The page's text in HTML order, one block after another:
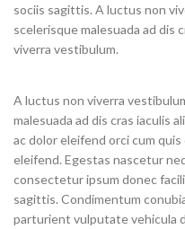
sociis sagittis. A luctus non
scelerisque malesuada ad dis
viverra vestibulum.
A luctus non viverra
malesuada ad dis cras iaculis
ac dolor eleifend orci cum
eleifend. Egestas nascetur
consectetur ipsum donec
sagittis. Condimentum
parturient vulputate vehicula